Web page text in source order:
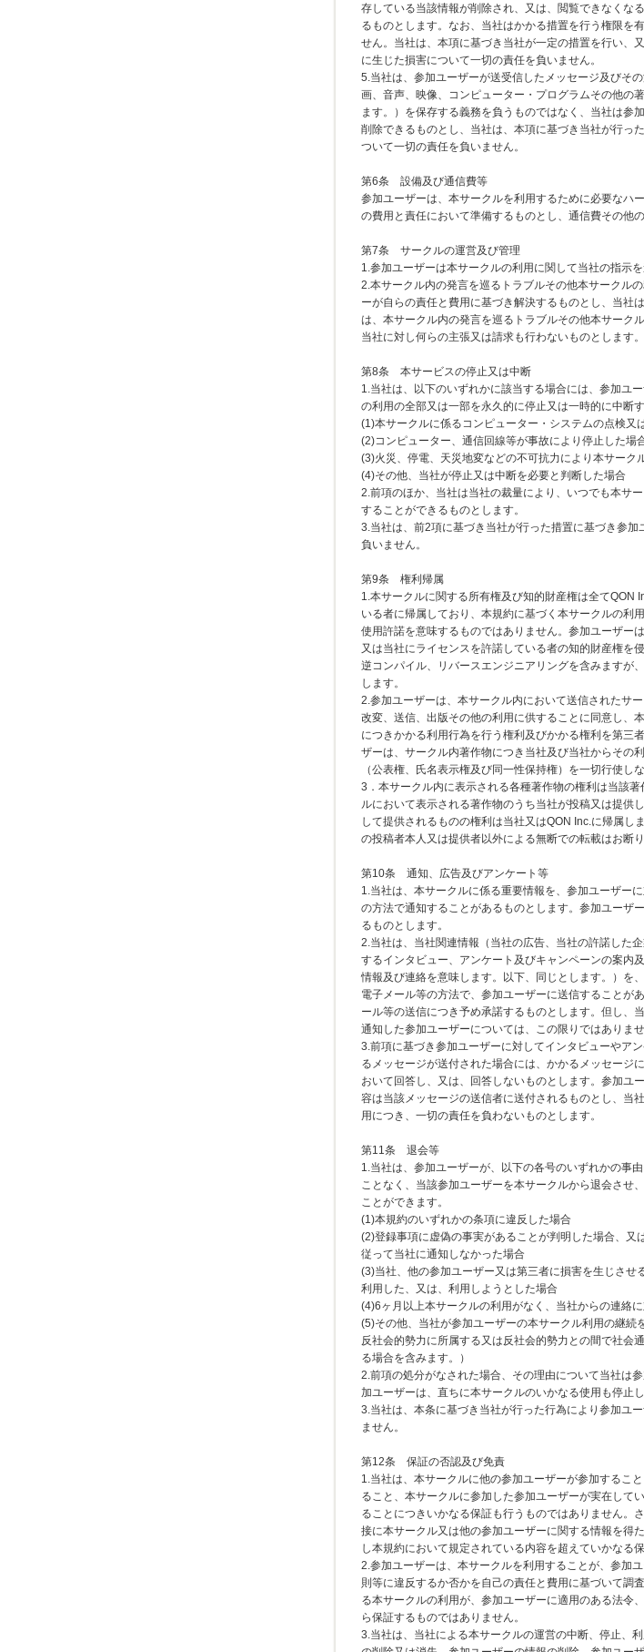
存している当該情報が削除され、又は、閲覧できなくな
るものとします。なお、当社はかかる措置を行う権限を
せん。当社は、本項に基づき当社が一定の措置を行い、
に生じた損害について一切の責任を負いません。
5.当社は、参加ユーザーが送受信したメッセージ及びそ
画、音声、映像、コンピューター・プログラムその他の
ます。）を保存する義務を負うものではなく、当社は参
削除できるものとし、当社は、本項に基づき当社が行っ
ついて一切の責任を負いません。
第6条 設備及び通信費等
参加ユーザーは、本サークルを利用するために必要なハ
の費用と責任において準備するものとし、通信費その他
第7条 サークルの運営及び管理
1.参加ユーザーは本サークルの利用に関して当社の指示
2.本サークル内の発言を巡るトラブルその他本サークル
ーが自らの責任と費用に基づき解決するものとし、当社
は、本サークル内の発言を巡るトラブルその他本サーク
当社に対し何らの主張又は請求も行わないものとします。
第8条 本サービスの停止又は中断
1.当社は、以下のいずれかに該当する場合には、参加ユ
の利用の全部又は一部を永久的に停止又は一時的に中断
(1)本サークルに係るコンピューター・システムの点検又
(2)コンピューター、通信回線等が事故により停止した場
(3)火災、停電、天災地変などの不可抗力により本サーク
(4)その他、当社が停止又は中断を必要と判断した場合
2.前項のほか、当社は当社の裁量により、いつでも本サ
することができるものとします。
3.当社は、前2項に基づき当社が行った措置に基づき参
負いません。
第9条 権利帰属
1.本サークルに関する所有権及び知的財産権は全てQON
いる者に帰属しており、本規約に基づく本サークルの利
使用許諾を意味するものではありません。参加ユーザー
又は当社にライセンスを許諾している者の知的財産権を
逆コンパイル、リバースエンジニアリングを含みますが
します。
2.参加ユーザーは、本サークル内において送信されたサ
改変、送信、出版その他の利用に供することに同意し、
につきかかる利用行為を行う権利及びかかる権利を第三
ザーは、サークル内著作物につき当社及び当社からその
（公表権、氏名表示権及び同一性保持権）を一切行使し
3．本サークル内に表示される各種著作物の権利は当該
ルにおいて表示される著作物のうち当社が投稿又は提供
して提供されるものの権利は当社又はQON Inc.に帰属し
の投稿者本人又は提供者以外による無断での転載はお断り
第10条 通知、広告及びアンケート等
1.当社は、本サークルに係る重要情報を、参加ユーザー
の方法で通知することがあるものとします。参加ユーザ
るものとします。
2.当社は、当社関連情報（当社の広告、当社の許諾した
するインタビュー、アンケート及びキャンペーンの案内
情報及び連絡を意味します。以下、同じとします。）を
電子メール等の方法で、参加ユーザーに送信することが
ール等の送信につき予め承諾するものとします。但し、
通知した参加ユーザーについては、この限りではありませ
3.前項に基づき参加ユーザーに対してインタビューやア
るメッセージが送付された場合には、かかるメッセージ
おいて回答し、又は、回答しないものとします。参加ユ
容は当該メッセージの送信者に送付されるものとし、当
用につき、一切の責任を負わないものとします。
第11条 退会等
1.当社は、参加ユーザーが、以下の各号のいずれかの事
ことなく、当該参加ユーザーを本サークルから退会させ
ことができます。
(1)本規約のいずれかの条項に違反した場合
(2)登録事項に虚偽の事実があることが判明した場合、又
従って当社に通知しなかった場合
(3)当社、他の参加ユーザー又は第三者に損害を生じさせ
利用した、又は、利用しようとした場合
(4)6ヶ月以上本サークルの利用がなく、当社からの連絡
(5)その他、当社が参加ユーザーの本サークル利用の継続
反社会的勢力に所属する又は反社会的勢力との間で社会
る場合を含みます。）
2.前項の処分がなされた場合、その理由について当社は
加ユーザーは、直ちに本サークルのいかなる使用も停止
3.当社は、本条に基づき当社が行った行為により参加ユ
ません。
第12条 保証の否認及び免責
1.当社は、本サークルに他の参加ユーザーが参加するこ
ること、本サークルに参加した参加ユーザーが実在して
ることにつきいかなる保証も行うものではありません。
接に本サークル又は他の参加ユーザーに関する情報を得
し本規約において規定されている内容を超えていかなる
2.参加ユーザーは、本サークルを利用することが、参加
則等に違反するか否かを自己の責任と費用に基づいて調
る本サークルの利用が、参加ユーザーに適用のある法令
ら保証するものではありません。
3.当社は、当社による本サークルの運営の中断、停止、